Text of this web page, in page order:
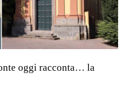
oggi racconta… la